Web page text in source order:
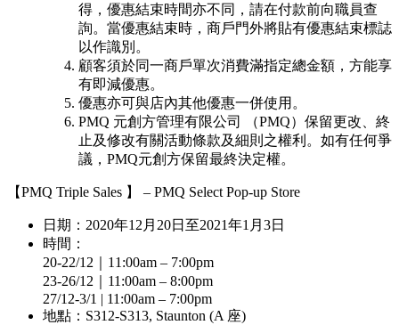
得，優惠結束時間亦不同，請在付款前向職員查
詢。當優惠結束時，商戶門外將貼有優惠結束標誌
以作識別。
顧客須於同一商戶單次消費滿指定總金額，方能享
有即減優惠。
優惠亦可與店內其他優惠一併使用。
PMQ 元創方管理有限公司 （PMQ）保留更改、終
止及修改有關活動條款及細則之權利。如有任何爭
議，PMQ元創方保留最終決定權。
【PMQ Triple Sales 】 – PMQ Select Pop-up Store
日期：2020年12月20日至2021年1月3日
時間：
20-22/12｜11:00am – 7:00pm
23-26/12｜11:00am – 8:00pm
27/12-3/1 | 11:00am – 7:00pm
地點：S312-S313, Staunton (A 座)